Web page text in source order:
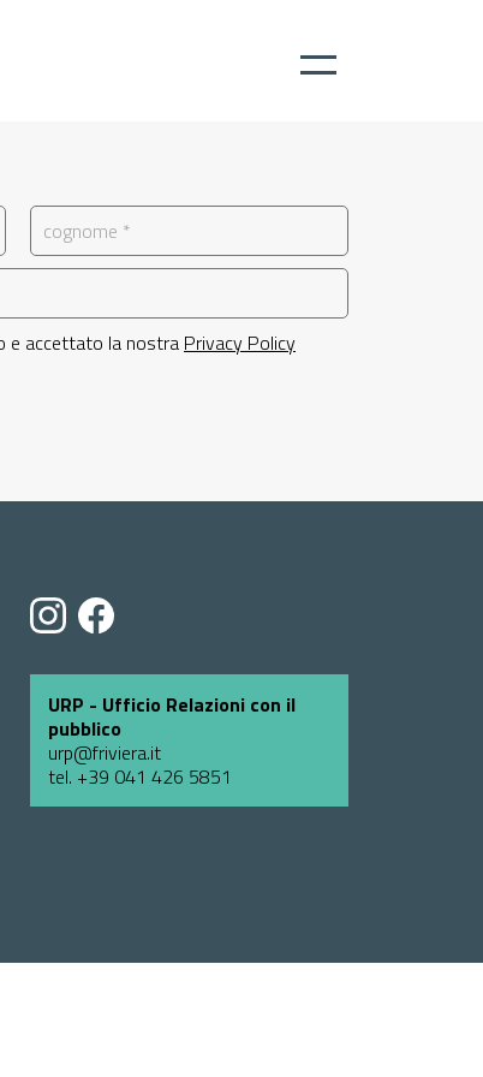
e accettato la nostra Privacy Policy
URP - Ufficio Relazioni con il
pubblico
urp@friviera.it
tel. +39 041 426 5851